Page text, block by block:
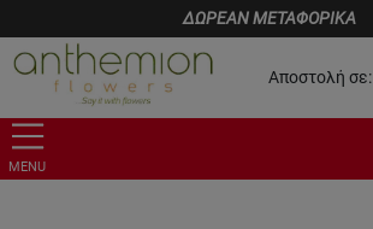
ΔΩΡΕΑΝ ΜΕΤΑΦΟΡΙΚΑ
Αποστολή σε:
MENU